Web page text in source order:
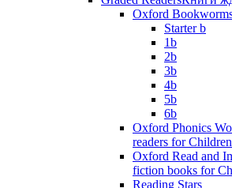
Oxford
Starter b
1b
2b
3b
4b
5b
6b
Oxford Phonics
readers for
Oxford Read and
fiction books for
Reading Stars